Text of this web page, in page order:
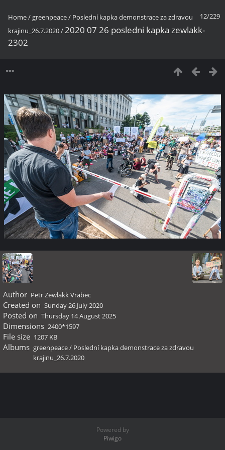
12/229
Home/ greenpeace/ Poslední kapka demonstrace za zdravou
krajinu_26.7.2020/2020 07 26 posledni kapka zewlakk-
2302
Author Petr Zewlakk Vrabec
Created on Sunday 26 July 2020
Posted on Thursday 14 August 2025
Dimensions 2400*1597
File size 1207 KB
Albums greenpeace/ Poslední kapka demonstrace za zdravou
krajinu_26.7.2020
Powered by
Piwigo